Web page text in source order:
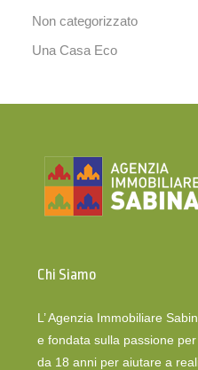
Non categorizzato
Una Casa Eco
Chi Siamo
L’ Agenzia Immobiliare
e fondata sulla passione
da 18 anni per aiutare a